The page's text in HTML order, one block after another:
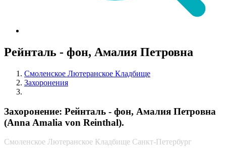
Рейнталь - фон, Амалия Петровна
Смоленское Лютеранское Кладбище
Захоронения
Захоронение: Рейнталь - фон, Амалия Петровна
(Anna Amalia von Reinthal).
Смоленское Лютеранское Кладбище Санкт-Петербург